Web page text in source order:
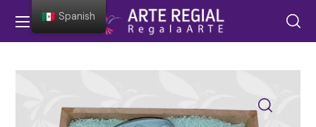
Spanish